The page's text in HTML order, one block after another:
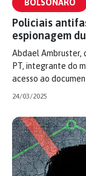
BOLSONARO
Policiais
espionagem
Abdael Ambruster,
PT, integrante do
acesso ao
24/03/2025